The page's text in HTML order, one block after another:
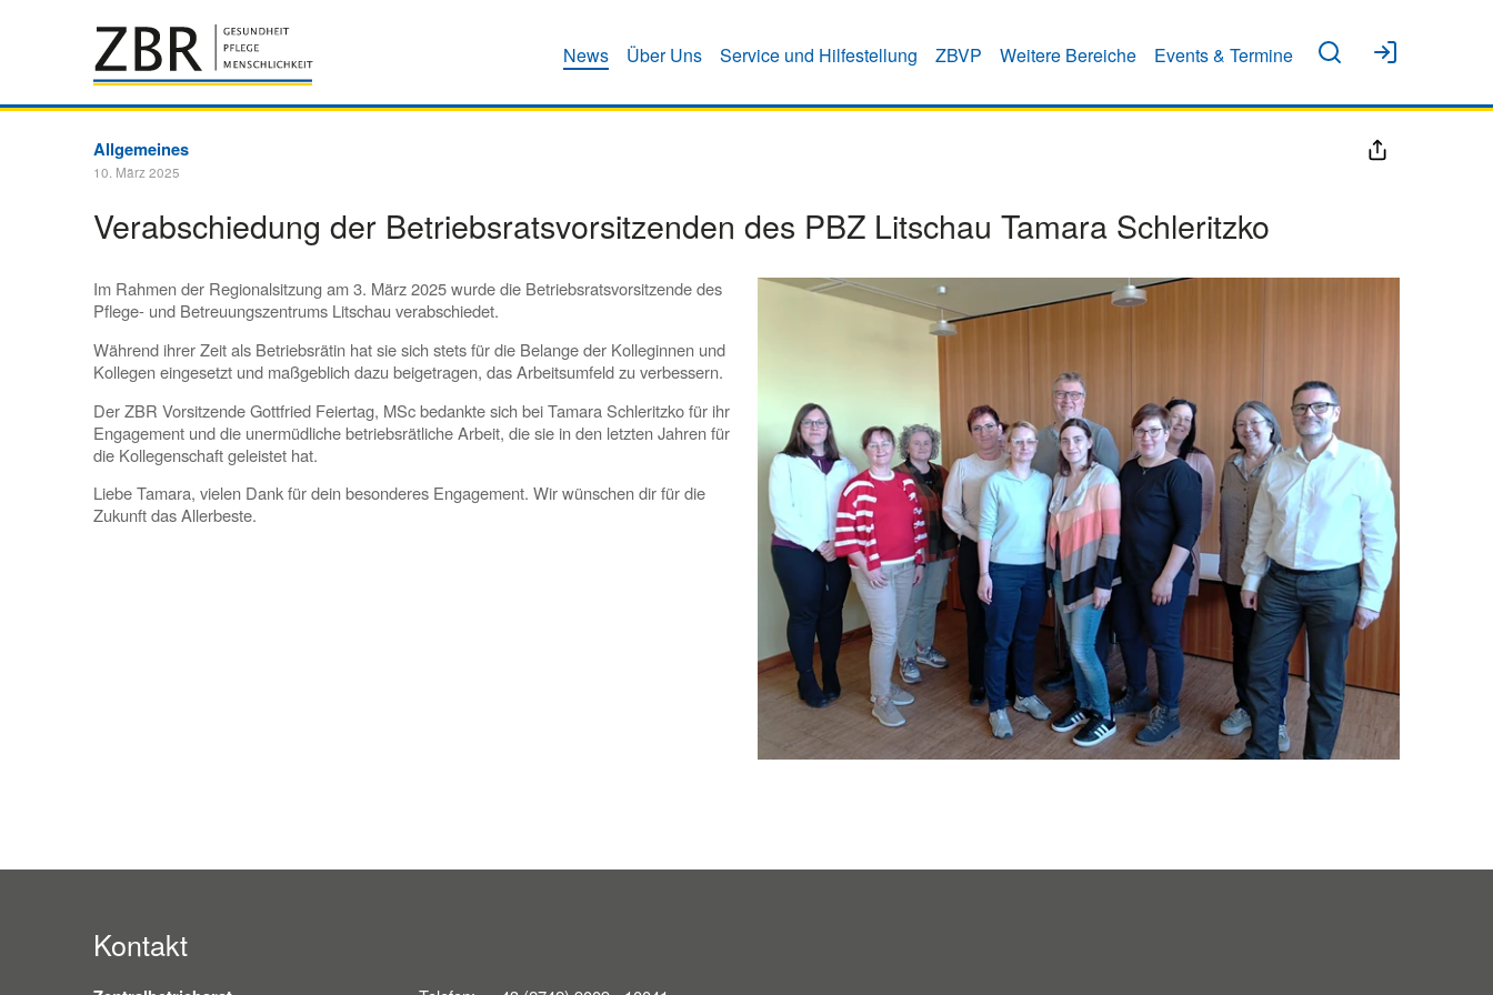
News Über Uns Service und Hilfestellung ZBVP Weitere Bereiche Events & Termine
Allgemeines
10. März 2025
Verabschiedung der Betriebsratsvorsitzenden des PBZ Litschau Tamara Schleritzko
Im Rahmen der Regionalsitzung am 3. März 2025 wurde die Betriebsratsvorsitzende des
Pflege- und Betreuungszentrums Litschau verabschiedet.
Während ihrer Zeit als Betriebsrätin hat sie sich stets für die Belange der Kolleginnen und
Kollegen eingesetzt und maßgeblich dazu beigetragen, das Arbeitsumfeld zu verbessern.
Der ZBR Vorsitzende Gottfried Feiertag, MSc bedankte sich bei Tamara Schleritzko für ihr
Engagement und die unermüdliche betriebsrätliche Arbeit, die sie in den letzten Jahren für
die Kollegenschaft geleistet hat.
Liebe Tamara, vielen Dank für dein besonderes Engagement. Wir wünschen dir für die
Zukunft das Allerbeste.
Kontakt